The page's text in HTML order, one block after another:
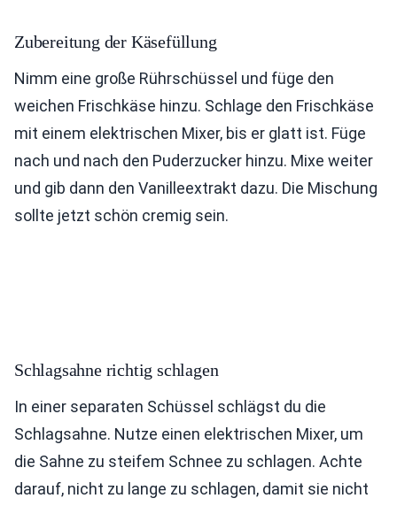
Zubereitung der Käsefüllung
Nimm eine große Rührschüssel und füge den
weichen Frischkäse hinzu. Schlage den Frischkäse
mit einem elektrischen Mixer, bis er glatt ist. Füge
nach und nach den Puderzucker hinzu. Mixe weiter
und gib dann den Vanilleextrakt dazu. Die Mischung
sollte jetzt schön cremig sein.
Schlagsahne richtig schlagen
In einer separaten Schüssel schlägst du die
Schlagsahne. Nutze einen elektrischen Mixer, um
die Sahne zu steifem Schnee zu schlagen. Achte
darauf, nicht zu lange zu schlagen, damit sie nicht